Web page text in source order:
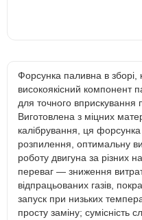
Форсунка паливна в
високоякісний компонент
для точного вприскування
Виготовлена з міцних
калібрування, ця
розпилення, оптимальну
роботу двигуна за різних
переваг — зниження витрат
відпрацьованих газів,
запуск при низьких
просту заміну; сумісність